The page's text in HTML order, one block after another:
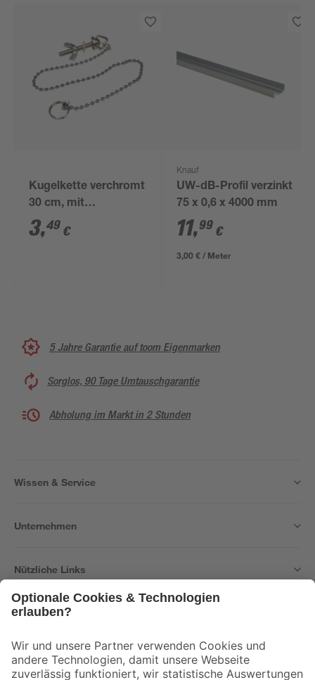
Kugelkette verchromt
30 cm, mit
Gewindeschraube
3,49 €
Knauf
UW-dB-Profil verzinkt
75 x 0,6 x 4000 mm
11,99 €
3,00 € / Meter
5 Jahre Garantie auf toom Eigenmarken
Sorglos, 90 Tage Umtauschgarantie
Abholung im Markt in 2 Stunden
Wissen & Service
Unternehmen
Nützliche Links
Der toom Newsletter: Keine Angebote und Aktionen mehr verpassen!
Zur Newsletter Anmeldung